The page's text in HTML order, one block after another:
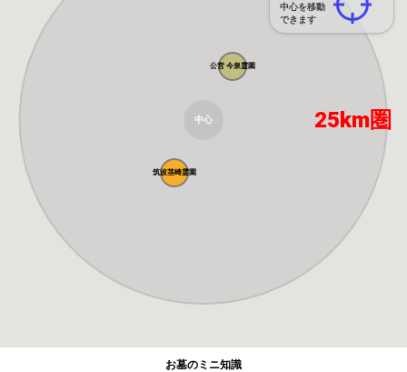
中心を移動
できます
筑波茎崎霊園
公営 今泉霊園
中心 25km圏
お墓のミニ知識